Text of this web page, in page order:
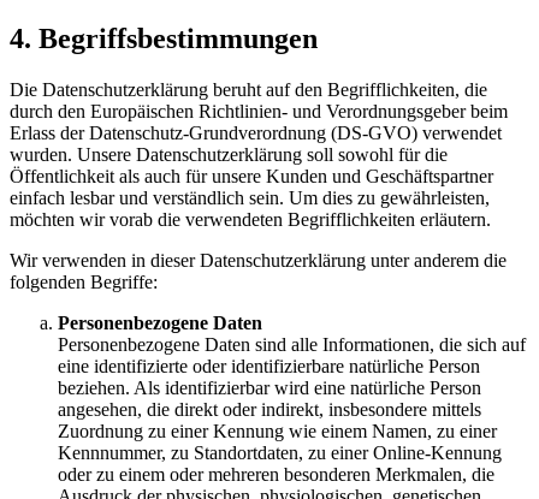
4. Begriffsbestimmungen
Die Datenschutzerklärung beruht auf den Begrifflichkeiten, die
durch den Europäischen Richtlinien- und Verordnungsgeber beim
Erlass der Datenschutz-Grundverordnung (DS-GVO) verwendet
wurden. Unsere Datenschutzerklärung soll sowohl für die
Öffentlichkeit als auch für unsere Kunden und Geschäftspartner
einfach lesbar und verständlich sein. Um dies zu gewährleisten,
möchten wir vorab die verwendeten Begrifflichkeiten erläutern.
Wir verwenden in dieser Datenschutzerklärung unter anderem die
folgenden Begriffe:
Personenbezogene Daten
Personenbezogene Daten sind alle Informationen, die sich auf
eine identifizierte oder identifizierbare natürliche Person
beziehen. Als identifizierbar wird eine natürliche Person
angesehen, die direkt oder indirekt, insbesondere mittels
Zuordnung zu einer Kennung wie einem Namen, zu einer
Kennnummer, zu Standortdaten, zu einer Online-Kennung
oder zu einem oder mehreren besonderen Merkmalen, die